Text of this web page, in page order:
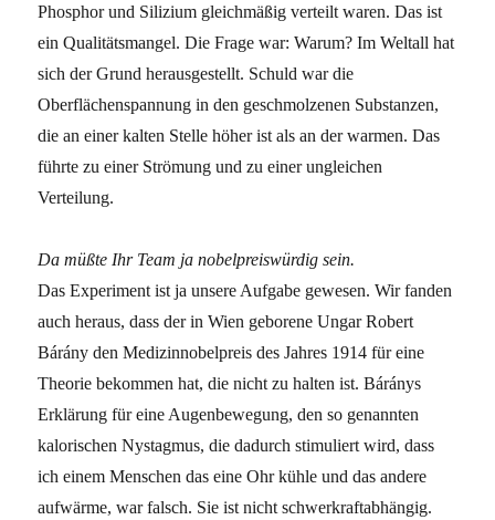
Phosphor und Silizium gleichmäßig verteilt waren. Das ist
ein Qualitätsmangel. Die Frage war: Warum? Im Weltall hat
sich der Grund herausgestellt. Schuld war die
Oberflächenspannung in den geschmolzenen Substanzen,
die an einer kalten Stelle höher ist als an der warmen. Das
führte zu einer Strömung und zu einer ungleichen
Verteilung.
Da müßte Ihr Team ja nobelpreiswürdig sein.
Das Experiment ist ja unsere Aufgabe gewesen. Wir fanden
auch heraus, dass der in Wien geborene Ungar Robert
Bárány den Medizinnobelpreis des Jahres 1914 für eine
Theorie bekommen hat, die nicht zu halten ist. Báránys
Erklärung für eine Augenbewegung, den so genannten
kalorischen Nystagmus, die dadurch stimuliert wird, dass
ich einem Menschen das eine Ohr kühle und das andere
aufwärme, war falsch. Sie ist nicht schwerkraftabhängig.